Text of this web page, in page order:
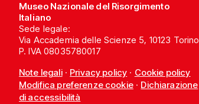
Museo Nazionale del Risorgimento
Italiano
Sede legale:
Via Accademia delle Scienze 5, 10123 Torino
P. IVA 08035780017
Note legali· Privacy policy · Cookie policy
Modifica preferenze cookie· Dichiarazione
di accessibilità